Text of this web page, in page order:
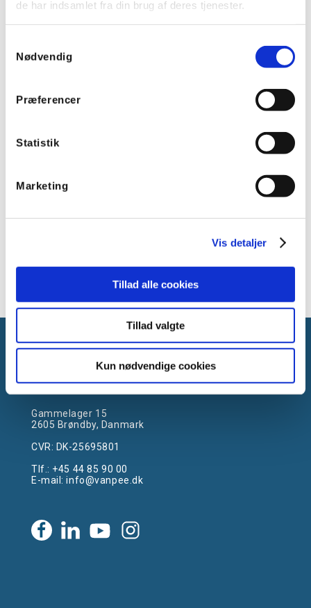
de har indsamlet fra din brug af deres tjenester.
Nødvendig
Præferencer
Statistik
Marketing
Vis detaljer
Tillad alle cookies
Tillad valgte
Kun nødvendige cookies
250mA
Gammelager 15
2605 Brøndby, Danmark
CVR: DK-25695801
Tlf.: +45 44 85 90 00
E-mail:info@vanpee.dk